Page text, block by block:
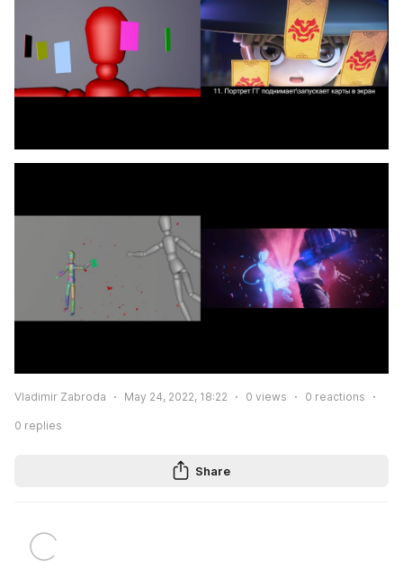
Vladimir Zabroda May 24, 2022, 18:22 0 views 0 reactions
0 replies
Share